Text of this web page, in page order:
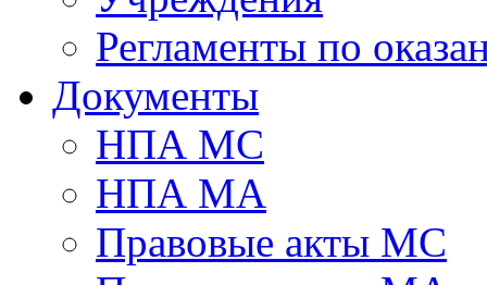
Регламенты по
Документы
НПА МС
НПА МА
Правовые акты МС